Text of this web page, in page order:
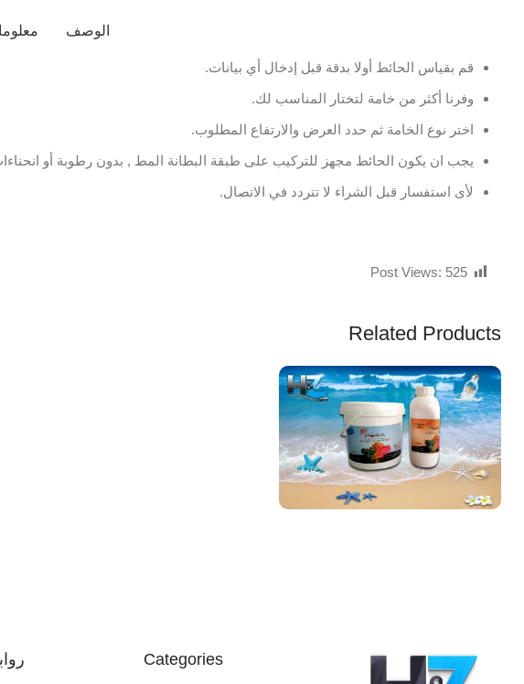
الوصف
قم بقياس الحائط أولا بدقة قبل إدخال أي بيانات.
وفرنا أكثر من خامة لتختار المناسب لك.
اختر نوع الخامة ثم حدد العرض والارتفاع المطلوب.
يجب ان يكون الحائط مجهز للتركيب على طبقة البطانة المط , بدون رطوبة أو
لأى استفسار قبل الشراء لا تتردد في الاتصال.
Post Views: 525
Related Products
Categories